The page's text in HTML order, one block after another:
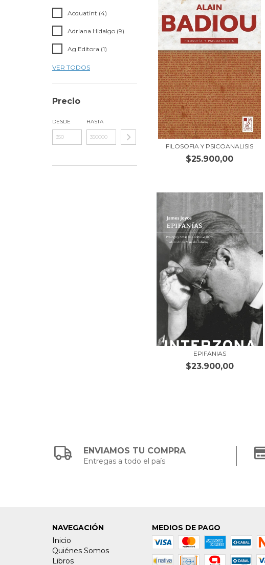
Acquatint (4)
Adriana Hidalgo (9)
Ag Editora (1)
VER TODOS
Precio
DESDE HASTA
FILOSOFIA Y PSICOANALISIS
$25.900,00
EPIFANIAS
$23.900,00
ENVIAMOS TU COMPRA
Entregas a todo el país
NAVEGACIÓN
Inicio
Quiénes Somos
Libros
MEDIOS DE PAGO